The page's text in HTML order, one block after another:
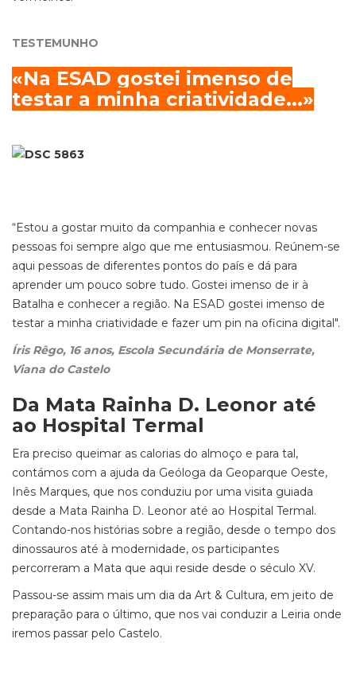
TESTEMUNHO
«Na ESAD gostei imenso de
testar a minha criatividade...»
“Estou a gostar muito da companhia e conhecer novas
pessoas foi sempre algo que me entusiasmou. Reúnem-se
aqui pessoas de diferentes pontos do país e dá para
aprender um pouco sobre tudo. Gostei imenso de ir à
Batalha e conhecer a região. Na ESAD gostei imenso de
testar a minha criatividade e fazer um pin na oficina digital".
Íris Rêgo, 16 anos, Escola Secundária de Monserrate,
Viana do Castelo
Da Mata Rainha D. Leonor até
ao Hospital Termal
Era preciso queimar as calorias do almoço e para tal,
contámos com a ajuda da Geóloga da Geoparque Oeste,
Inês Marques, que nos conduziu por uma visita guiada
desde a Mata Rainha D. Leonor até ao Hospital Termal.
Contando-nos histórias sobre a região, desde o tempo dos
dinossauros até à modernidade, os participantes
percorreram a Mata que aqui reside desde o século XV.
Passou-se assim mais um dia da Art & Cultura, em jeito de
preparação para o último, que nos vai conduzir a Leiria onde
iremos passar pelo Castelo.